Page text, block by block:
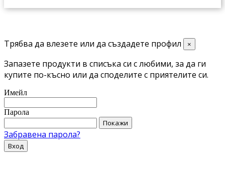
Трябва да влезете или да създадете профил ×
Запазете продукти в списъка си с любими, за да ги
купите по-късно или да споделите с приятелите си.
Имейл
Парола
Покажи
Забравена парола?
Вход